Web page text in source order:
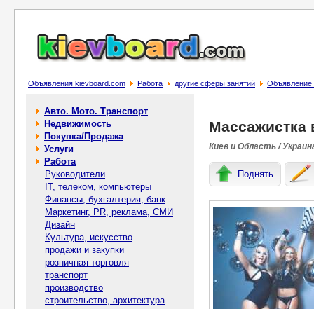
Объявления kievboard.com Работа другие сферы занятий Объявление
Авто. Мото. Транспорт
Недвижимость
Покупка/Продажа
Услуги
Работа
Руководители
IT, телеком, компьютеры
Финансы, бухгалтерия, банк
Маркетинг, PR, реклама, СМИ
Дизайн
Культура, искусство
продажи и закупки
розничная торговля
транспорт
производство
строительство, архитектура
Массажистка
Киев и Область /
Поднять